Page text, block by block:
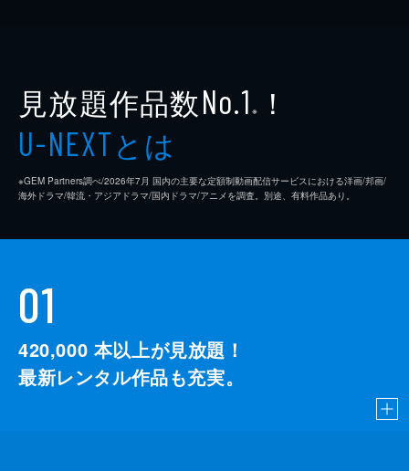
見放題作品数No.1 ※ ！
U-NEXTとは
※GEM Partners調べ/2026年7⽉ 国内の主要な定額制動画配信サービスにおける洋画/邦画/
海外ドラマ/韓流・アジアドラマ/国内ドラマ/アニメを調査。別途、有料作品あり。
01
420,000 本以上が見放題！
最新レンタル作品も充実。